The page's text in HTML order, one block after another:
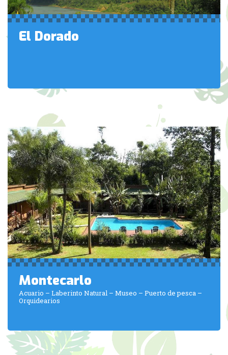
El Dorado
Montecarlo
Acuario – Laberinto Natural – Museo – Puerto de pesca –
Orquidearios